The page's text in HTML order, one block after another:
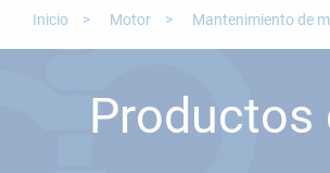
Electricidad
Seguridad
Inicio Motor Mantenimiento de
Productos